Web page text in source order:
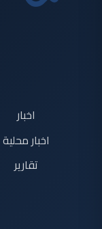
اخبار
اخبار محلية
تقارير